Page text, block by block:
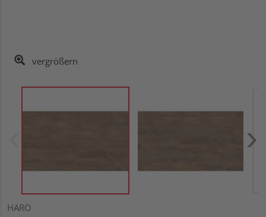
vergrößern
HARO